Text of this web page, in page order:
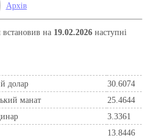
Архів
встановив на 19.02.2026 наступні
долар
30.6074
манат
25.4644
3.3361
13.8446